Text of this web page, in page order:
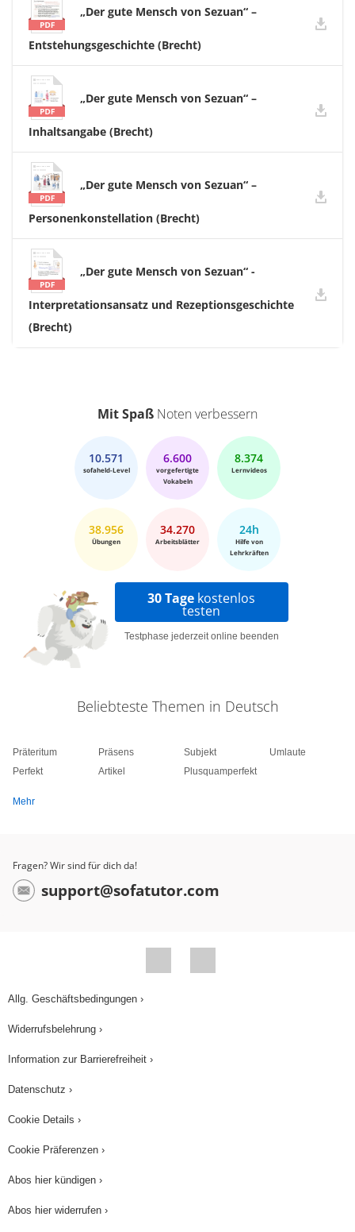
„Der gute Mensch von Sezuan“ –
Entstehungsgeschichte (Brecht)
„Der gute Mensch von Sezuan“ –
Inhaltsangabe (Brecht)
„Der gute Mensch von Sezuan“ –
Personenkonstellation (Brecht)
„Der gute Mensch von Sezuan“ -
Interpretationsansatz und Rezeptionsgeschichte
(Brecht)
Mit Spaß Noten verbessern
10.571
sofaheld-Level
6.600
vorgefertigte
Vokabeln
8.374
Lernvideos
38.956
Übungen
34.270
Arbeitsblätter
24h
Hilfe von
Lehrkräften
30 Tage kostenlos
testen
Testphase jederzeit online beenden
Beliebteste Themen in Deutsch
Präteritum
Perfekt
Präsens
Artikel
Subjekt
Plusquamperfekt
Umlaute
Mehr
Fragen? Wir sind für dich da!
support@sofatutor.com
Allg. Geschäftsbedingungen ›
Widerrufsbelehrung ›
Information zur Barrierefreiheit ›
Datenschutz ›
Cookie Details ›
Cookie Präferenzen ›
Abos hier kündigen ›
Abos hier widerrufen ›